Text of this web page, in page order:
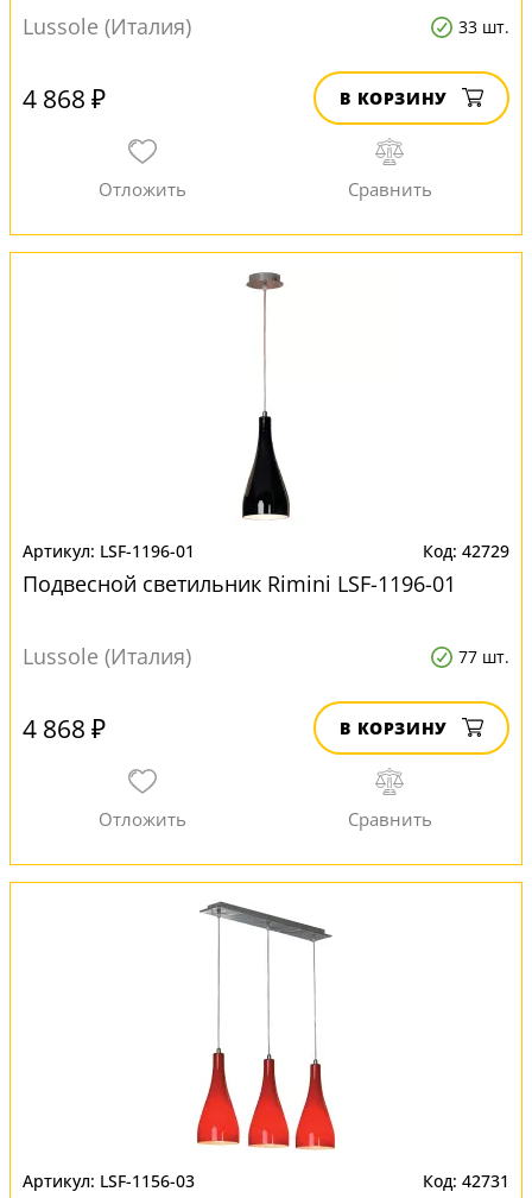
Lussole (Италия) 33 шт.
4 868 ₽ В КОРЗИНУ
LSF-1196-01 42729
Подвесной светильник Rimini LSF-1196-01
Lussole (Италия) 77 шт.
4 868 ₽ В КОРЗИНУ
LSF-1156-03 42731